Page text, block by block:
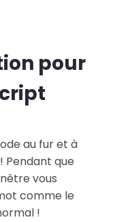
pour
au fur et à
Pendant que
vous
comme le
!